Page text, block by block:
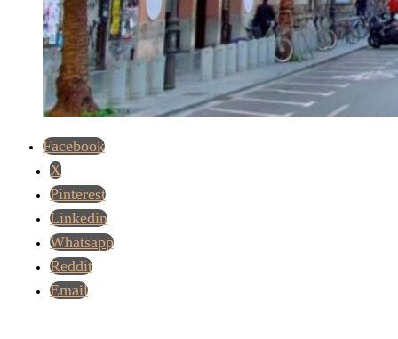
Facebook
X
Pinterest
Linkedin
Whatsapp
Reddit
Email